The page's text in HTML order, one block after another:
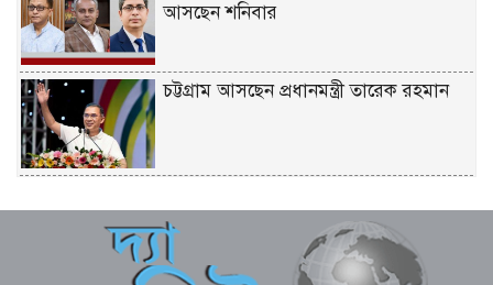
আসছেন শনিবার
চট্টগ্রাম আসছেন প্রধানমন্ত্রী তারেক রহমান
বাবার ভবিষ্যৎ স্বপ্নের সমাধি